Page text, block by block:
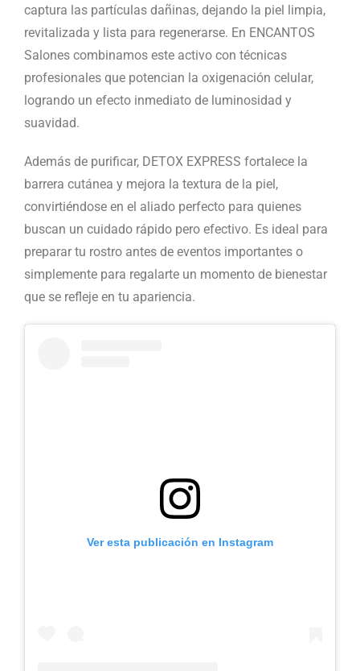
captura las partículas dañinas, dejando la piel limpia,
revitalizada y lista para regenerarse. En ENCANTOS
Salones combinamos este activo con técnicas
profesionales que potencian la oxigenación celular,
logrando un efecto inmediato de luminosidad y
suavidad.
Además de purificar, DETOX EXPRESS fortalece la
barrera cutánea y mejora la textura de la piel,
convirtiéndose en el aliado perfecto para quienes
buscan un cuidado rápido pero efectivo. Es ideal para
preparar tu rostro antes de eventos importantes o
simplemente para regalarte un momento de bienestar
que se refleje en tu apariencia.
Ver esta publicación en Instagram